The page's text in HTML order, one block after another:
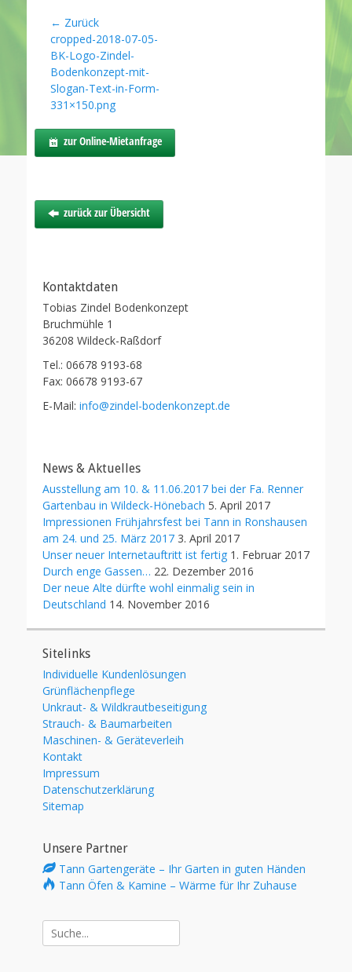
Beitragsnavigation
← Zurück
Vorheriger
Beitrag:
cropped-2018-07-05-
BK-Logo-Zindel-
Bodenkonzept-mit-
Slogan-Text-in-Form-
331×150.png
zur Online-Mietanfrage
zurück zur Übersicht
Kontaktdaten
Tobias Zindel Bodenkonzept
Bruchmühle 1
36208 Wildeck-Raßdorf
Tel.: 06678 9193-68
Fax: 06678 9193-67
E-Mail: info@zindel-bodenkonzept.de
News & Aktuelles
Ausstellung am 10. & 11.06.2017 bei der Fa. Renner
Gartenbau in Wildeck-Hönebach 5. April 2017
Impressionen Frühjahrsfest bei Tann in Ronshausen
am 24. und 25. März 2017 3. April 2017
Unser neuer Internetauftritt ist fertig 1. Februar 2017
Durch enge Gassen… 22. Dezember 2016
Der neue Alte dürfte wohl einmalig sein in
Deutschland 14. November 2016
Sitelinks
Individuelle Kundenlösungen
Grünflächenpflege
Unkraut- & Wildkrautbeseitigung
Strauch- & Baumarbeiten
Maschinen- & Geräteverleih
Kontakt
Impressum
Datenschutzerklärung
Sitemap
Unsere Partner
Tann Gartengeräte – Ihr Garten in guten Händen
Tann Öfen & Kamine – Wärme für Ihr Zuhause
Suche
nach: